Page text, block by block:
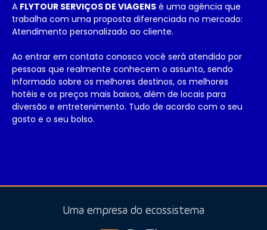
A FLYTOUR SERVIÇOS DE VIAGENS é uma agência que
trabalha com uma proposta diferenciada no mercado:
Atendimento personalizado ao cliente.
Ao entrar em contato conosco você será atendido por
pessoas que realmente conhecem o assunto, sendo
informado sobre os melhores destinos, os melhores
hotéis e os preços mais baixos, além de locais para
diversão e entretenimento. Tudo de acordo com o seu
gosto e o seu bolso.
Uma empresa do ecossistema